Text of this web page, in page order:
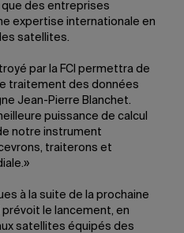
que des entreprises
expertise internationale en
satellites.
par la FCI permettra de
traitement des données
Jean-Pierre Blanchet.
puissance de calcul
notre instrument
traiterons et
à la suite de la prochaine
prévoit le lancement, en
satellites équipés des